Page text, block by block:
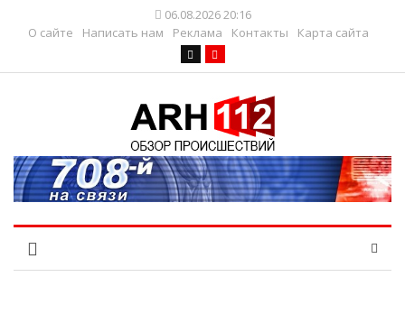
06.08.2026 20:16
О сайте
Написать нам Реклама Контакты Карта сайта